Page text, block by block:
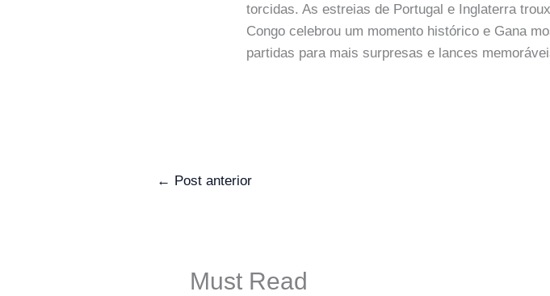
torcidas. As estreias de Portugal e Inglaterra
Congo celebrou um momento histórico e Gana
partidas para mais surpresas e lances
← Post anterior
Must Read